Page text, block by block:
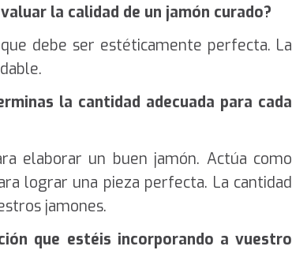
la calidad de un jamón curado?
debe ser estéticamente perfecta. La
la cantidad adecuada para cada
elaborar un buen jamón. Actúa como
lograr una pieza perfecta. La cantidad
jamones.
que estéis incorporando a vuestro